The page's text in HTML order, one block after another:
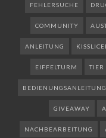
FEHLERSUCHE
COMMUNITY
ANLEITUNG
EIFFELTURM TIER
BEDIENUNGSANLEITUNG
GIVEAWAY
NACHBEARBEITUNG